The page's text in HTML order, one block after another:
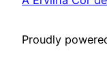
Proudly